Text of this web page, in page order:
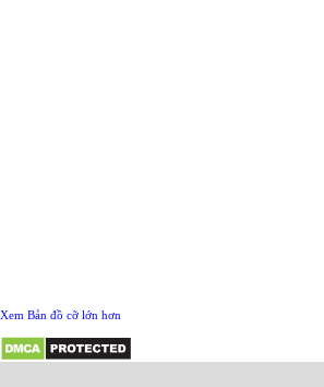
Xem Bản đồ cỡ lớn hơn